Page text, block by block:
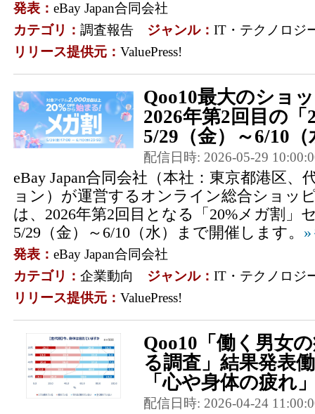
発表： eBay Japan合同会社
カテゴリ： 調査報告 ジャンル： IT・テクノロジ
リリース提供元： ValuePress!
Qoo10最大のショ
2026年第2回目の
5/29（金）～6/10
配信日時: 2026-05-29
eBay Japan合同会社（本社：東京都港区、
ョン）が運営するオンライン総合ショッ
は、2026年第2回目となる「20%メガ割」
5/29（金）～6/10（水）まで開催します。
発表： eBay Japan合同会社
カテゴリ： 企業動向 ジャンル： IT・テクノロジ
リリース提供元： ValuePress!
Qoo10「働く男女
る調査」結果発表
「心や身体の疲れ
配信日時: 2026-04-24